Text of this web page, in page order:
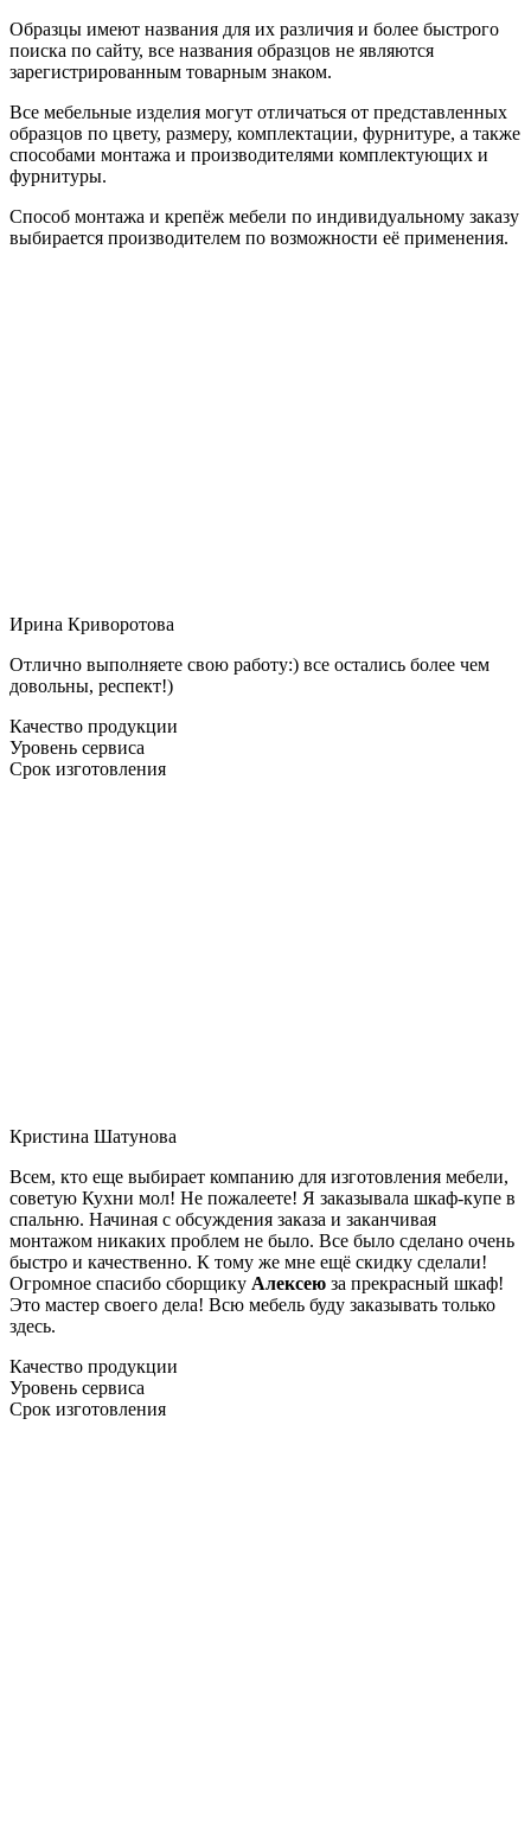
Образцы имеют названия для их различия и более быстрого
поиска по сайту, все названия образцов не являются
зарегистрированным товарным знаком.
Все мебельные изделия могут отличаться от представленных
образцов по цвету, размеру, комплектации, фурнитуре, а также
способами монтажа и производителями комплектующих и
фурнитуры.
Способ монтажа и крепёж мебели по индивидуальному заказу
выбирается производителем по возможности её применения.
Ирина Криворотова
Отлично выполняете свою работу:) все остались более чем
довольны, респект!)
Качество продукции
Уровень сервиса
Срок изготовления
Кристина Шатунова
Всем, кто еще выбирает компанию для изготовления мебели,
советую Кухни мол! Не пожалеете! Я заказывала шкаф-купе в
спальню. Начиная с обсуждения заказа и заканчивая
монтажом никаких проблем не было. Все было сделано очень
быстро и качественно. К тому же мне ещё скидку сделали!
Огромное спасибо сборщику Алексею за прекрасный шкаф!
Это мастер своего дела! Всю мебель буду заказывать только
здесь.
Качество продукции
Уровень сервиса
Срок изготовления